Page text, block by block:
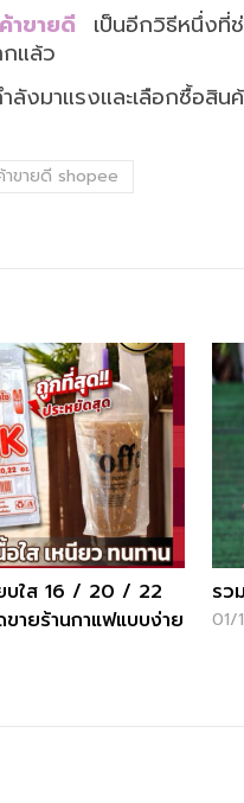
าขายดี เป็นอีกวิธีหนึ่งที่
แล้ว
ลังมาแรงและเลือกซื้อสิน
าขายดี shopee
บใส 16 / 20 / 22
ายร้านกาแฟแบบง่าย
รว
01/